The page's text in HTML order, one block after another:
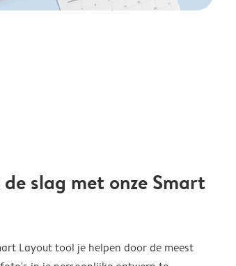
slag met onze Smart
Layout tool je helpen door de meest